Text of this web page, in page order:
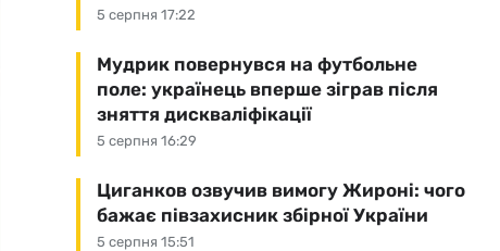
5 серпня 17:22
5 серпня 16:29
Мудрик повернувся на футбольне
поле: українець вперше зіграв після
зняття дискваліфікації
5 серпня 15:51
Циганков озвучив вимогу Жироні: чого
бажає півзахисник збірної України